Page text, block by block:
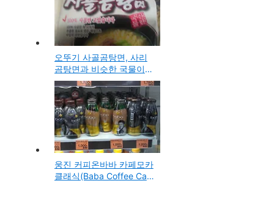
오뚜기 사골곰탕면, 사리
곰탕면과 비슷한 국물이
진하고 뽀얀 라면 구입 시
식기
웅진 커피온바바 카페모카
클래식(Baba Coffee Cafe